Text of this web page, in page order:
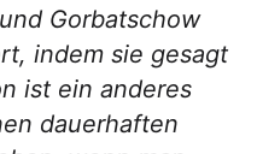
Gorbatschow
indem sie gesagt
ist ein anderes
dauerhaften